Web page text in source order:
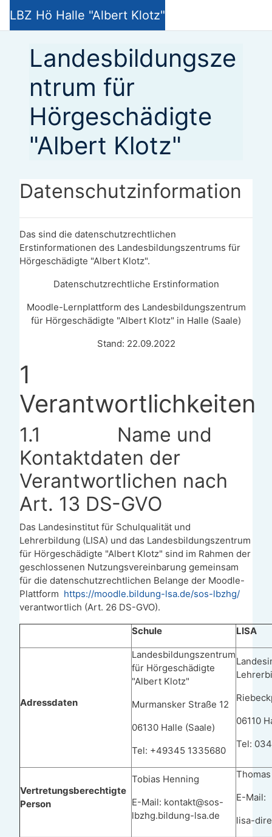
LBZ Hö Halle "Albert Klotz"
Landesbildungsze
ntrum für
Hörgeschädigte
"Albert Klotz"
Datenschutzinformation
Das sind die datenschutzrechtlichen
Erstinformationen des Landesbildungszentrums für
Hörgeschädigte "Albert Klotz".
Datenschutzrechtliche Erstinformation
Moodle-Lernplattform des Landesbildungszentrum
für Hörgeschädigte "Albert Klotz" in Halle (Saale)
Stand: 22.09.2022
1
Verantwortlichkeiten
1.1 Name und
Kontaktdaten der
Verantwortlichen nach
Art. 13 DS-GVO
Das Landesinstitut für Schulqualität und
Lehrerbildung (LISA) und das Landesbildungszentrum
für Hörgeschädigte "Albert Klotz" sind im Rahmen der
geschlossenen Nutzungsvereinbarung gemeinsam
für die datenschutzrechtlichen Belange der Moodle-
Plattform https://moodle.bildung-lsa.de/sos-lbzhg/
verantwortlich (Art. 26 DS-GVO).
Schule LISA
Adressdaten
Landesbildungszentrum
für Hörgeschädigte
"Albert Klotz"
Murmansker Straße 12
06130 Halle (Saale)
Tel: +49345 1335680
06110
Tel:
Vertretungsberechtigte
Person
Tobias Henning
E-Mail: kontakt@sos-
lbzhg.bildung-lsa.de
E-Mail:
lisa-